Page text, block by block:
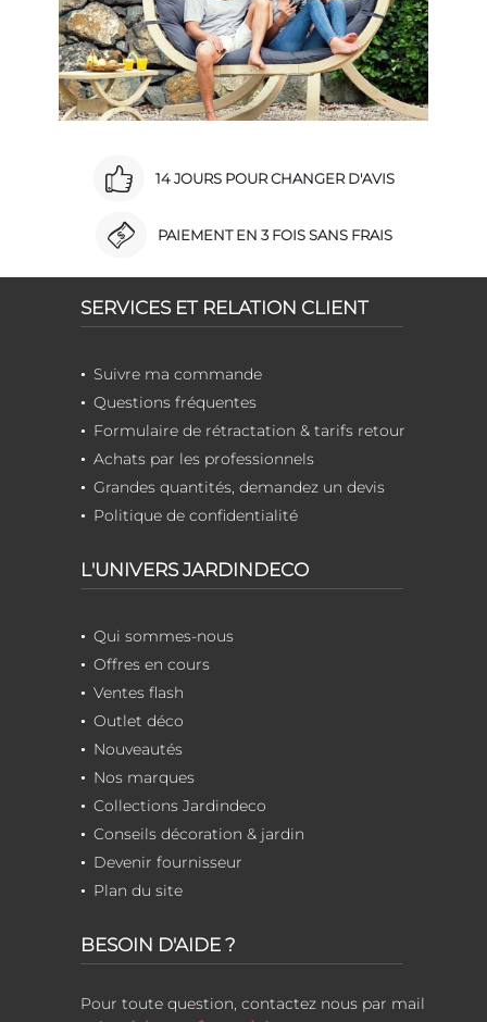
14 JOURS POUR CHANGER D'AVIS
PAIEMENT EN 3 FOIS SANS FRAIS
SERVICES ET RELATION CLIENT
Suivre ma commande
Questions fréquentes
Formulaire de rétractation & tarifs retour
Achats par les professionnels
Grandes quantités, demandez un devis
Politique de confidentialité
L'UNIVERS JARDINDECO
Qui sommes-nous
Offres en cours
Ventes flash
Outlet déco
Nouveautés
Nos marques
Collections Jardindeco
Conseils décoration & jardin
Devenir fournisseur
Plan du site
BESOIN D'AIDE ?
Pour toute question, contactez nous par mail